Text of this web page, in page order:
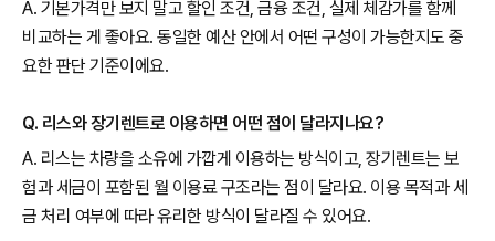
A. 기본가격만 보지 말고 할인 조건, 금융 조건, 실제 체감가를 함께
비교하는 게 좋아요. 동일한 예산 안에서 어떤 구성이 가능한지도 중
요한 판단 기준이에요.
Q. 리스와 장기렌트로 이용하면 어떤 점이 달라지나요?
A. 리스는 차량을 소유에 가깝게 이용하는 방식이고, 장기렌트는 보
험과 세금이 포함된 월 이용료 구조라는 점이 달라요. 이용 목적과 세
금 처리 여부에 따라 유리한 방식이 달라질 수 있어요.